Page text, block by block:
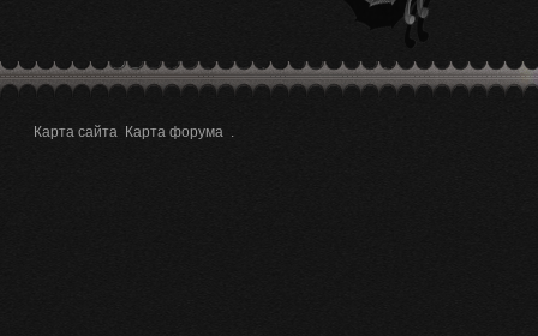
Карта сайта Карта форума